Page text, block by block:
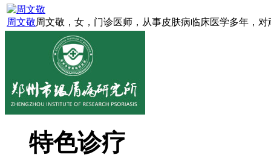
周文敬周文敬，女，门诊医师，从事皮肤病临床医学多年，
特色诊疗